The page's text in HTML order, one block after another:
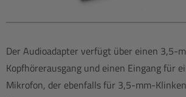
Der Audioadapter verfügt über einen 3,5-
Kopfhörerausgang und einen Eingang für
Mikrofon, der ebenfalls für 3,5-mm-